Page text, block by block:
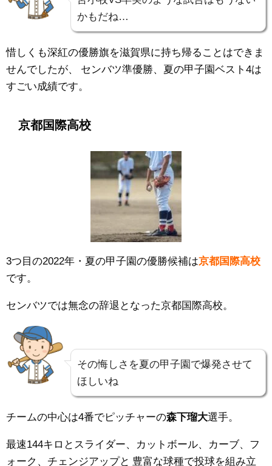
かもだね…
惜しくも深紅の優勝旗を滋賀県に持ち帰ることはできま
せんでしたが、
センバツ準優勝、夏の甲子園ベスト4は
すごい成績です。
京都国際高校
3つ目の2022年・夏の甲子園の優勝候補は京都国際高校
です。
センバツでは無念の辞退となった京都国際高校。
その悔しさを夏の甲子園で爆発させて
ほしいね
チームの中心は4番でピッチャーの森下瑠大選手。
最速144キロとスライダー、カットボール、カーブ、フ
ォーク、チェンジアップと 豊富な球種で投球を組み立